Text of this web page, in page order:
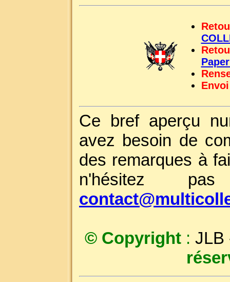
Ce bref aperçu
avez besoin de
des remarques à
n'hésitez
© Copyright : JLB